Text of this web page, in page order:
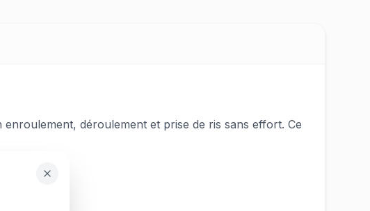
déroulement et prise de ris sans effort. Ce